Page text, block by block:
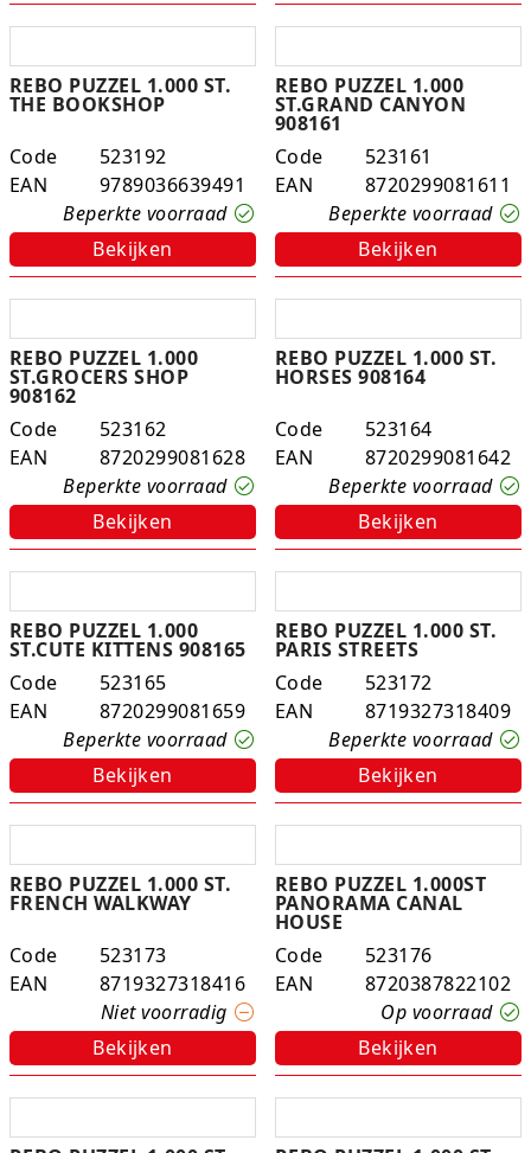
REBO PUZZEL 1.000 ST.
THE BOOKSHOP
Code
523192
EAN
9789036639491
Beperkte voorraad
Bekijken
REBO PUZZEL 1.000
ST.GRAND CANYON
908161
Code
523161
EAN
8720299081611
Beperkte voorraad
Bekijken
REBO PUZZEL 1.000
ST.GROCERS SHOP
908162
Code
523162
EAN
8720299081628
Beperkte voorraad
Bekijken
REBO PUZZEL 1.000 ST.
HORSES 908164
Code
523164
EAN
8720299081642
Beperkte voorraad
Bekijken
REBO PUZZEL 1.000
ST.CUTE KITTENS 908165
Code
523165
EAN
8720299081659
Beperkte voorraad
Bekijken
REBO PUZZEL 1.000 ST.
PARIS STREETS
Code
523172
EAN
8719327318409
Beperkte voorraad
Bekijken
REBO PUZZEL 1.000 ST.
FRENCH WALKWAY
Code
523173
EAN
8719327318416
Niet voorradig
Bekijken
REBO PUZZEL 1.000ST
PANORAMA CANAL
HOUSE
Code
523176
EAN
8720387822102
Op voorraad
Bekijken
Studio Circus
Unicorns
Woezel en Pip
Zomer- en buitenspeelgoed